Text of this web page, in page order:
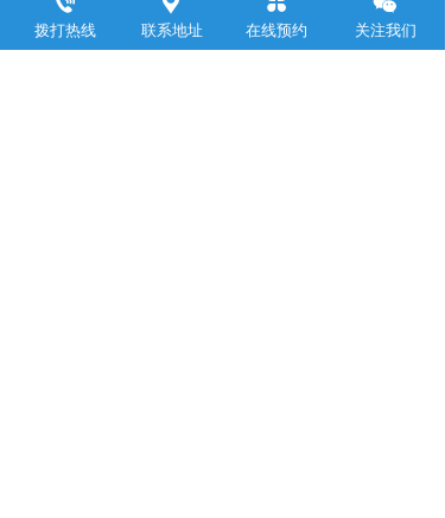
浙江聚邦控股集团有限公司
     Zhejiang Jubang  Group Co .,  Ltd.
拨打热线 联系地址 在线预约 关注我们